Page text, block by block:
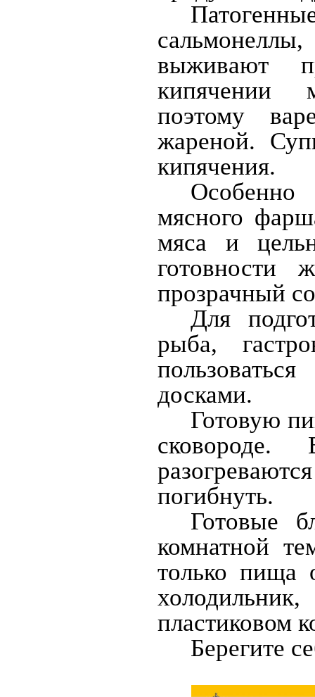
выживают
кипячении
поэтому
жареной.
кипячения.
мясного
мяса и
прозрачный
Для
рыба,
досками.
Готовую
погибнуть.
Готовые
комнатной
только пища
пластиковом
Берегите